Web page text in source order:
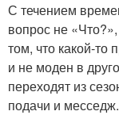
С течением
вопрос не
том, что какой-то
и не моден в
переходят из
подачи и месседж.